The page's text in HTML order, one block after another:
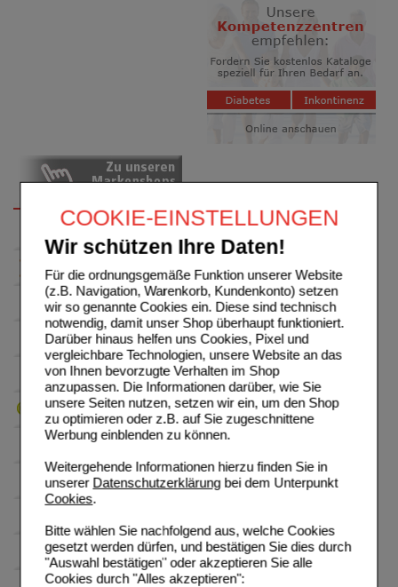
COOKIE-EINSTELLUNGEN
Wir schützen Ihre Daten!
Für die ordnungsgemäße Funktion unserer Website
(z.B. Navigation, Warenkorb, Kundenkonto) setzen
wir so genannte Cookies ein. Diese sind technisch
notwendig, damit unser Shop überhaupt funktioniert.
Darüber hinaus helfen uns Cookies, Pixel und
vergleichbare Technologien, unsere Website an das
von Ihnen bevorzugte Verhalten im Shop
anzupassen. Die Informationen darüber, wie Sie
unsere Seiten nutzen, setzen wir ein, um den Shop
zu optimieren oder z.B. auf Sie zugeschnittene
Werbung einblenden zu können.
Weitergehende Informationen hierzu finden Sie in
unserer Datenschutzerklärungbei dem Unterpunkt
Cookies.
Bitte wählen Sie nachfolgend aus, welche Cookies
gesetzt werden dürfen, und bestätigen Sie dies durch
"Auswahl bestätigen" oder akzeptieren Sie alle
Cookies durch "Alles akzeptieren":